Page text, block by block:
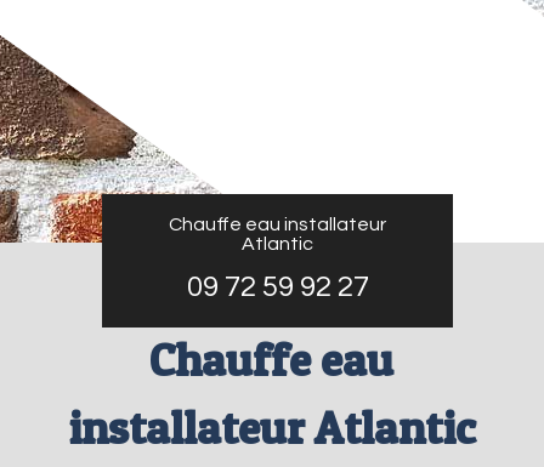
Chauffe eau installateur
Atlantic
09 72 59 92 27
Chauffe eau
installateur Atlantic